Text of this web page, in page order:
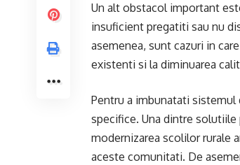
Un alt obstacol important
insuficient pregatiti sau nu
asemenea, sunt cazuri in
existenti si la diminuarea
Pentru a imbunatati
specifice. Una dintre
modernizarea scolilor rurale
aceste comunitati. De